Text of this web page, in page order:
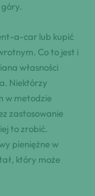
a-car lub kupić
Co to jest i
własności
Niektórzy
w metodzie
zastosowanie
to zrobić.
pieniężne w
który może